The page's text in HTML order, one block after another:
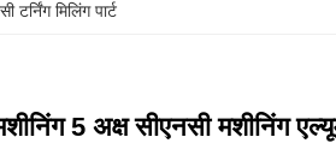
टर्निंग मिलिंग पार्ट
5 अक्ष सीएनसी मशीनिंग